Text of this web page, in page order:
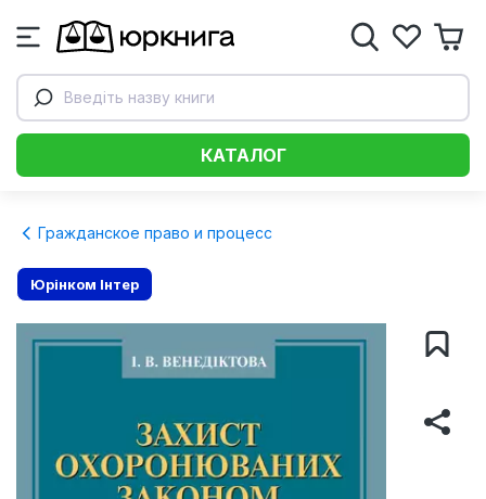
Введіть назву книги
КАТАЛОГ
Гражданское право и процесс
Юрінком Iнтер